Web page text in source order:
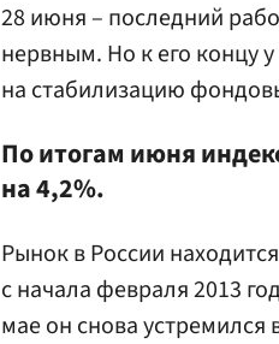
28 июня – последний
нервным. Но к его концу
на стабилизацию
По итогам июня
на 4,2%.
Рынок в России
с начала февраля 2013
мае он снова